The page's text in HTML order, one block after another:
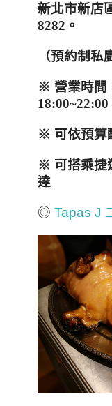
新北市新店
8282 。
（預約制私
※ 營業時間
18:00~22:00
※ 可依預算
※ 可搭乘捷
達
◎ Tapas J